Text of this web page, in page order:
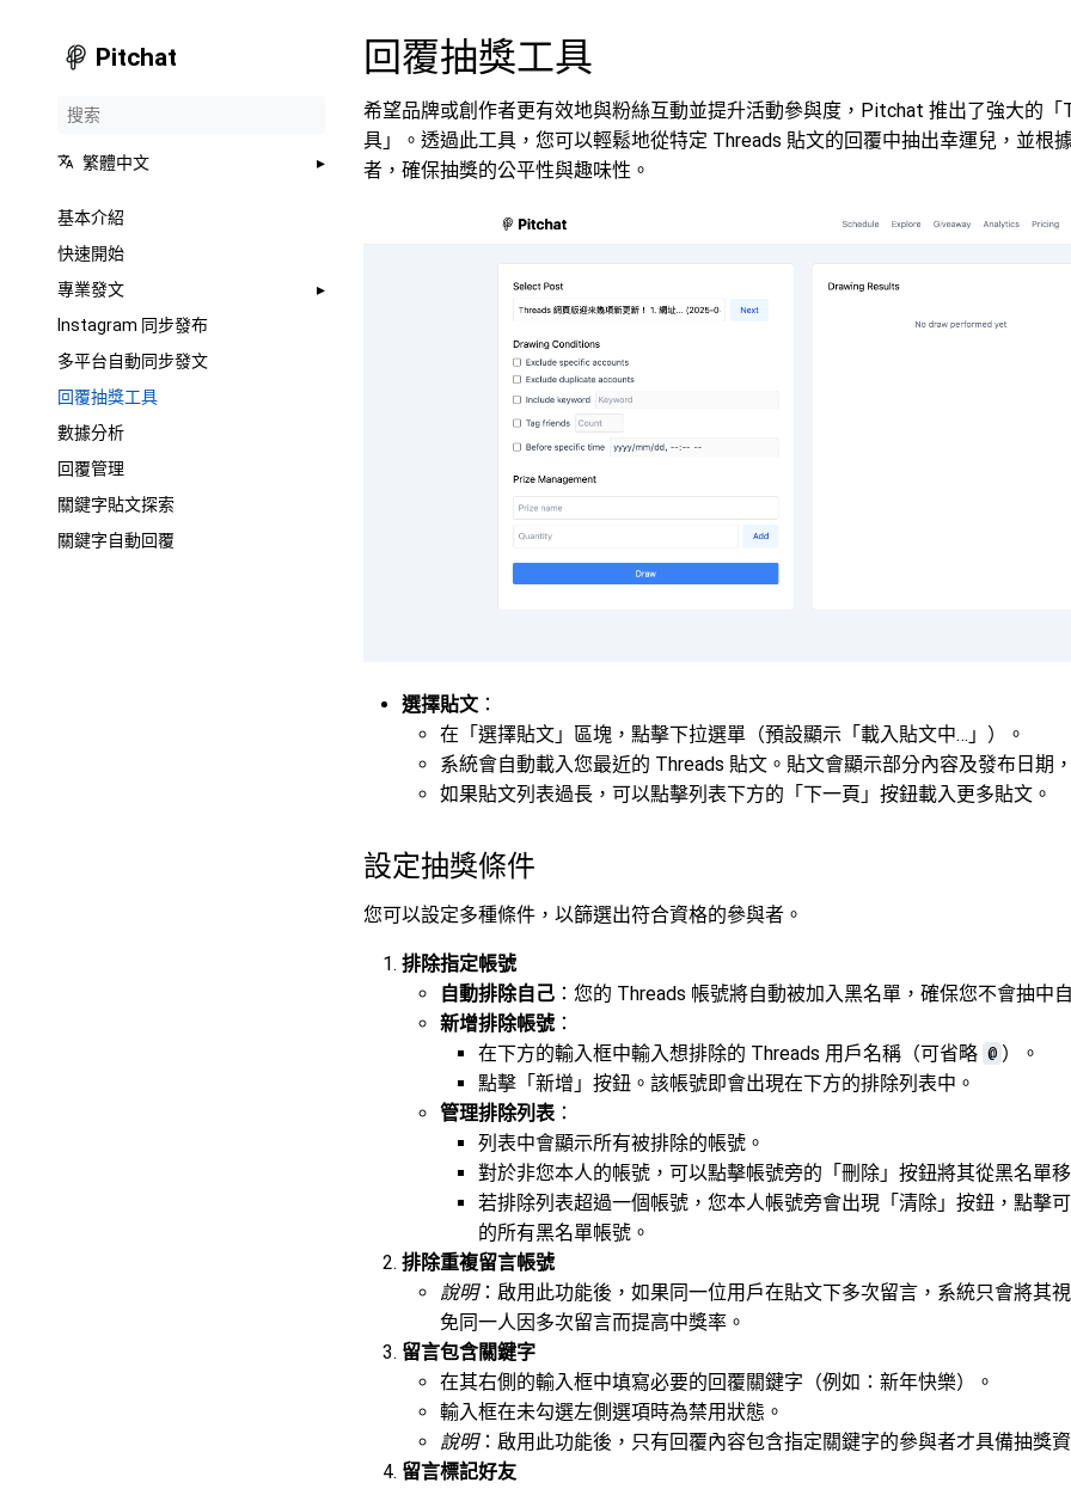
Pitchat
繁體中文
基本介紹
快速開始
專業發文
Instagram 同步發布
多平台自動同步發文
回覆抽獎工具
數據分析
回覆管理
關鍵字貼文探索
關鍵字自動回覆
回覆抽獎工具
希望品牌或創作者更有效地與粉絲互動並提升活動參與度，Pitchat 推出了強大的「
具」。透過此工具，您可以輕鬆地從特定 Threads 貼文的回覆中抽出幸運兒，並根
者，確保抽獎的公平性與趣味性。
選擇貼文 ：
在「選擇貼文」區塊，點擊下拉選單（預設顯示「載入貼文中…」）。
系統會自動載入您最近的 Threads 貼文。貼文會顯示部分內容及發布日期
如果貼文列表過長，可以點擊列表下方的「下一頁」按鈕載入更多貼文。
設定抽獎條件
您可以設定多種條件，以篩選出符合資格的參與者。
排除指定帳號
自動排除自己 ：您的 Threads 帳號將自動被加入黑名單，確保您不會抽中
新增排除帳號：
在下方的輸入框中輸入想排除的 Threads 用戶名稱（可省略 @ ）。
點擊「新增」按鈕。該帳號即會出現在下方的排除列表中。
管理排除列表：
列表中會顯示所有被排除的帳號。
對於非您本人的帳號，可以點擊帳號旁的「刪除」按鈕將其從黑名單
若排除列表超過一個帳號，您本人帳號旁會出現「清除」按鈕，點擊
的所有黑名單帳號。
排除重複留言帳號
說明：啟用此功能後，如果同一位用戶在貼文下多次留言，系統只會將其
免同一人因多次留言而提高中獎率。
留言包含關鍵字
在其右側的輸入框中填寫必要的回覆關鍵字（例如：新年快樂）。
輸入框在未勾選左側選項時為禁用狀態。
說明：啟用此功能後，只有回覆內容包含指定關鍵字的參與者才具備抽獎
留言標記好友